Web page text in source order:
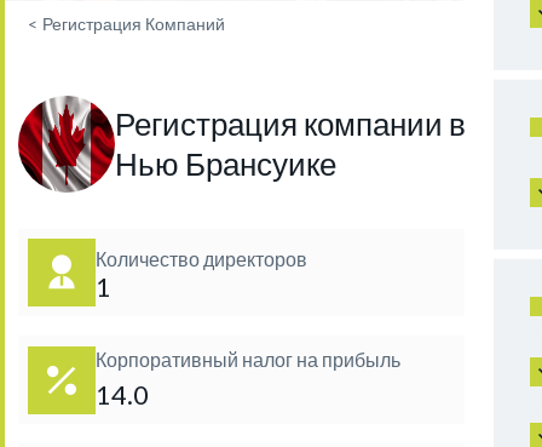
< Регистрация Компаний
Регистрация компании в
Нью Брансуике
Количество директоров
1
Корпоративный налог на прибыль
14.0